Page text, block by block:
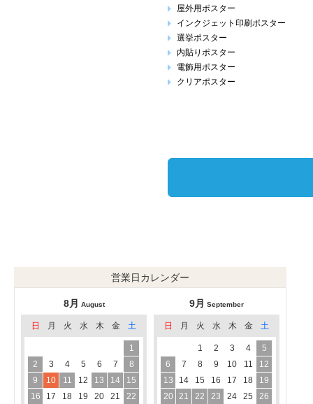
屋外用ポスター
インクジェット印刷ポスター
選挙ポスター
内貼りポスター
電飾用ポスター
クリアポスター
営業日カレンダー
8月 August
日 月 火 水 木 金 土
1
2
3 4 5 6 7
8
9
10 11 12 13 14
15
16
17 18 19 20 21 22
9月 September
日 月 火 水 木 金 土
1 2 3 4
5
6
7 8 9 10 11
12
13
14 15 16 17 18
19
20
21 22 23 24 25 26